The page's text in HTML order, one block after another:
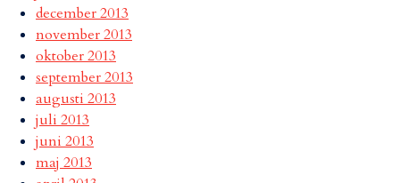
december 2013
november 2013
oktober 2013
september 2013
augusti 2013
juli 2013
juni 2013
maj 2013